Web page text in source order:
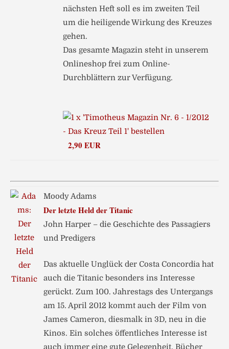
nächsten Heft soll es im zweiten Teil
um die heiligende Wirkung des Kreuzes
gehen.
Das gesamte Magazin steht in unserem
Onlineshop frei zum Online-
Durchblättern zur Verfügung.
2,90 EUR
Moody Adams
Der letzte Held der Titanic
John Harper – die Geschichte des Passagiers
und Predigers
Das aktuelle Unglück der Costa Concordia hat
auch die Titanic besonders ins Interesse
gerückt. Zum 100. Jahrestags des Untergangs
am 15. April 2012 kommt auch der Film von
James Cameron, diesmalk in 3D, neu in die
Kinos. Ein solches öffentliches Interesse ist
auch immer eine gute Gelegenheit, Bücher